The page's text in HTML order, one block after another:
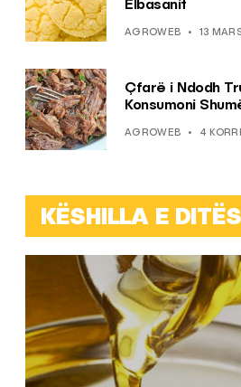
Elbasanit
AGROWEB 13
Çfarë i Ndodh
Konsumoni
AGROWEB 4
KËSHILLA E DITËS